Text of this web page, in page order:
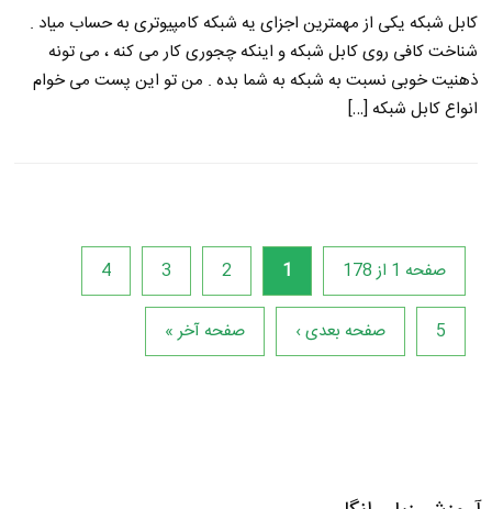
کابل شبکه یکی از مهمترین اجزای یه شبکه کامپیوتری به حساب میاد .
شناخت کافی روی کابل شبکه و اینکه چجوری کار می کنه ، می تونه
ذهنیت خوبی نسبت به شبکه به شما بده . من تو این پست می خوام
انواع کابل شبکه […]
صفحه 1 از 178 1
2
3
4
5 صفحه بعدی › صفحه آخر »